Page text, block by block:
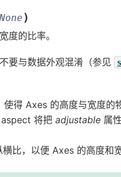
None )
度的比率。
要与数据外观混淆（参见
得 Axes 的高度与宽度的
将把 adjustable 属
比，以便 Axes 的高度和